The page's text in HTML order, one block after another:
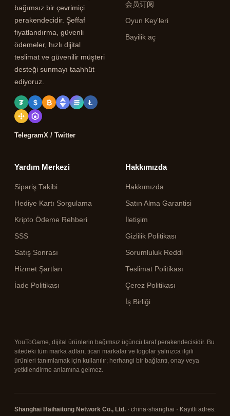
bağımsız bir çevrimiçi
perakendecidir. Şeffaf
fiyatlandırma, güvenli
ödemeler, hızlı dijital
teslimat ve güvenilir müşteri
desteği sunmayı taahhüt
ediyoruz.
₮ $ ₿ Ł
TelegramX / Twitter
会员订阅
Oyun Key'leri
Bayilik aç
Yardım Merkezi
Sipariş Takibi
Hediye Kartı Sorgulama
Kripto Ödeme Rehberi
SSS
Satış Sonrası
Hizmet Şartları
İade Politikası
Hakkımızda
Hakkımızda
Satın Alma Garantisi
İletişim
Gizlilik Politikası
Sorumluluk Reddi
Teslimat Politikası
Çerez Politikası
İş Birliği
YouToGame, dijital ürünlerin bağımsız üçüncü taraf perakendecisidir. Bu
sitedeki tüm marka adları, ticari markalar ve logolar yalnızca ilgili
ürünleri tanımlamak için kullanılır; herhangi bir bağlantı, onay veya
yetkilendirme anlamına gelmez.
Shanghai Haihaitong Network Co., Ltd. · china·shanghai · Kayıtlı adres: